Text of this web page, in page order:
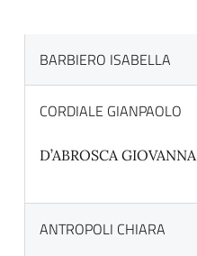
BARBIERO ISABELLA
CORDIALE GIANPAOLO
D’ABROSCA GIOVANNA
ANTROPOLI CHIARA